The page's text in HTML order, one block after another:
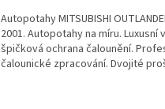
Autopotahy MITSUBISHI
2001. Autopotahy na míru. Luxusní
špičková ochrana čalounění.
čalounické zpracování. Dvojité